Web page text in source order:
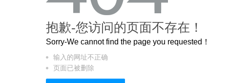
这个3.2米的长卷，还原了600岁的紫禁城
抱歉-您访问的页面不存在！
Sorry-We cannot find the page you requested！
输入的网址不正确
页面已被删除